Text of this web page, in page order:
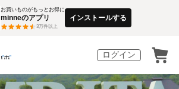
お買いものがもっとお得に
minneのアプリ
3万件以上
インストールする
ログイン